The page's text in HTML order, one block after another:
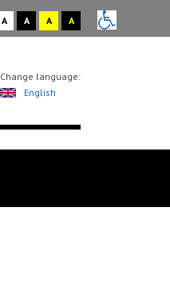
A A A A
Change language:
English